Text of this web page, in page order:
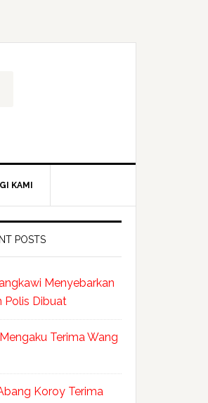
KAMI
POSTS
Menyebarkan
Polis Dibuat
Terima Wang
Koroy Terima